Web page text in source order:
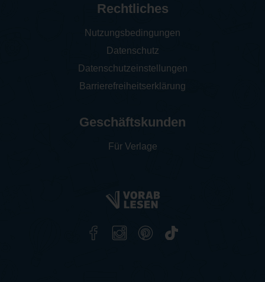
Rechtliches
Nutzungsbedingungen
Datenschutz
Datenschutzeinstellungen
Barrierefreiheitserklärung
Geschäftskunden
Für Verlage